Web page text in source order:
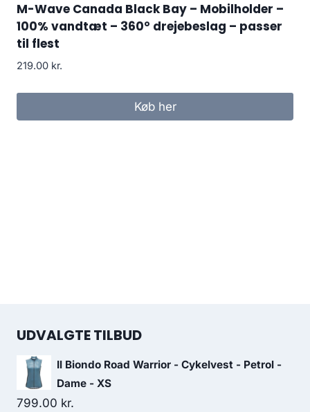
M-Wave Canada Black Bay – Mobilholder –
100% vandtæt – 360° drejebeslag – passer
til flest
219.00 kr.
Køb her
UDVALGTE TILBUD
Il Biondo Road Warrior - Cykelvest - Petrol -
Dame - XS
799.00 kr.